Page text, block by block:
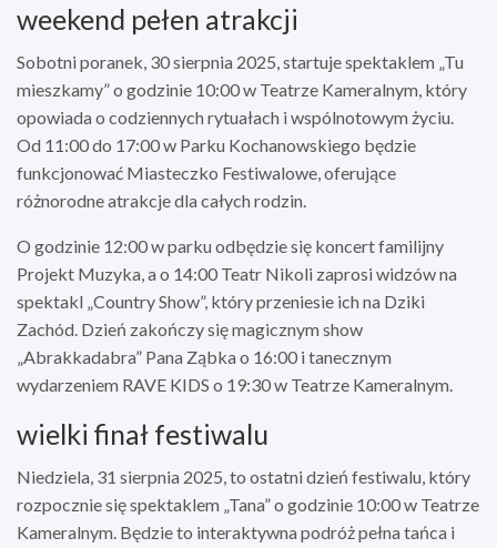
weekend pełen atrakcji
Sobotni poranek, 30 sierpnia 2025, startuje spektaklem „Tu
mieszkamy” o godzinie 10:00 w Teatrze Kameralnym, który
opowiada o codziennych rytuałach i wspólnotowym życiu.
Od 11:00 do 17:00 w Parku Kochanowskiego będzie
funkcjonować Miasteczko Festiwalowe, oferujące
różnorodne atrakcje dla całych rodzin.
O godzinie 12:00 w parku odbędzie się koncert familijny
Projekt Muzyka, a o 14:00 Teatr Nikoli zaprosi widzów na
spektakl „Country Show”, który przeniesie ich na Dziki
Zachód. Dzień zakończy się magicznym show
„Abrakkadabra” Pana Ząbka o 16:00 i tanecznym
wydarzeniem RAVE KIDS o 19:30 w Teatrze Kameralnym.
wielki finał festiwalu
Niedziela, 31 sierpnia 2025, to ostatni dzień festiwalu, który
rozpocznie się spektaklem „Tana” o godzinie 10:00 w Teatrze
Kameralnym. Będzie to interaktywna podróż pełna tańca i